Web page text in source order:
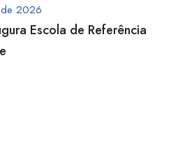
2026
Escola de Referência